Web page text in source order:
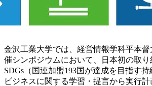
金沢工業大学では、経営情報学科平本
催シンポジウムにおいて、日本初の取り
SDGs（国連加盟193国が達成を目指す持
ビジネスに関する学習・提言から実行